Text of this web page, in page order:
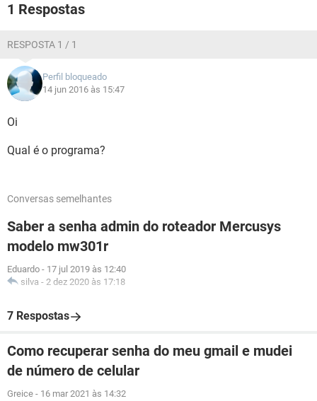
1 Respostas
RESPOSTA 1 / 1
Perfil bloqueado
14 jun 2016 às 15:47
Oi
Qual é o programa?
Conversas semelhantes
Saber a senha admin do roteador Mercusys
modelo mw301r
Eduardo - 17 jul 2019 às 12:40
silva - 2 dez 2020 às 17:18
7 Respostas
Como recuperar senha do meu gmail e mudei
de número de celular
Greice - 16 mar 2021 às 14:32